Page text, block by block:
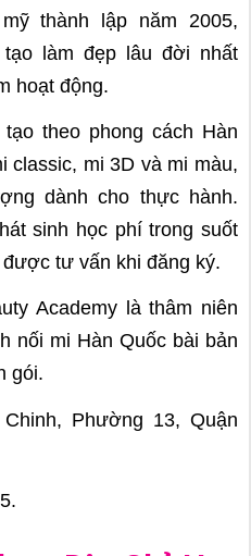
thành lập năm 2005,
làm đẹp lâu đời nhất
hoạt động.
theo phong cách Hàn
classic, mi 3D và mi màu,
dành cho thực hành.
sinh học phí trong suốt
tư vấn khi đăng ký.
Academy là thâm niên
nối mi Hàn Quốc bài bản
gói.
Phường 13, Quận